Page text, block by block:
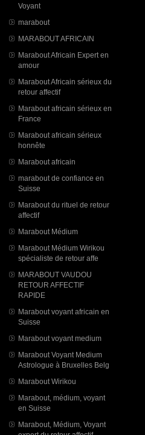
Voyant
marabout
MARABOUT AFRICAIN
Marabout Africain Expert en
amour
Marabout Africain sérieux du
retour affectif
Marabout africain sérieux en
France
Marabout africain sérieux
honnête
Marabout africain
marabout de confiance en
Suisse
Marabout du rituel de retour
affectif
Marabout Médium
Marabout Médium Wirikou
spécialiste de retour affe
MARABOUT VAUDOU
RETOUR AFFECTIF
RAPIDE
Marabout voyant africain en
Suisse
Marabout voyant medium
Marabout Voyant Medium
Astrologue à Bruxelles Belg
Marabout Wirikou
Marabout, médium, voyant
en Suisse
Marabout, Médium, Voyant